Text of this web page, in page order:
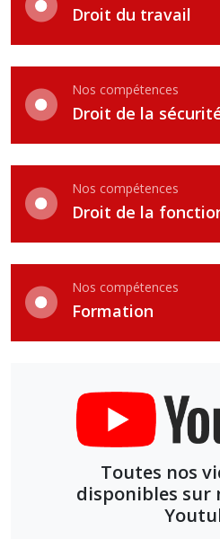
Droit du travail
Nos compétences
Droit de la
Nos compétences
Droit de la
Nos compétences
Formation
Toutes nos
disponibles sur